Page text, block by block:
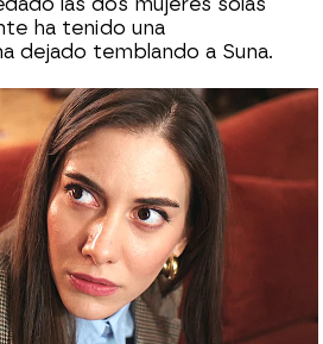
las dos mujeres solas
ha tenido una
dejado temblando a Suna.
ir”: Suna se derrumba
Abdin... ¡y casi se besan!